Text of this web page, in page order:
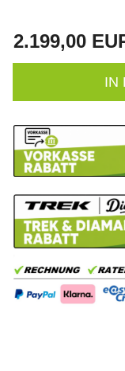
2.199,00
IN